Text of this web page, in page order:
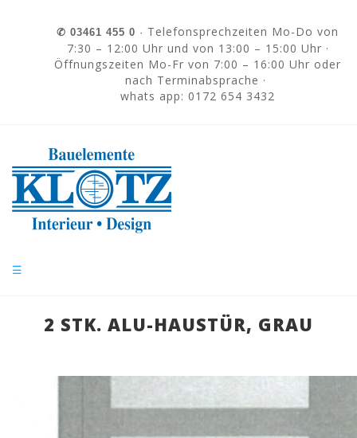
✆ 03461 455 0 · Telefonsprechzeiten Mo-Do von
7:30 – 12:00 Uhr und von 13:00 – 15:00 Uhr ·
Öffnungszeiten Mo-Fr von 7:00 – 16:00 Uhr oder
nach Terminabsprache ·
whats app: 0172 654 3432
☰
2 STK. ALU-HAUSTÜR, GRAU